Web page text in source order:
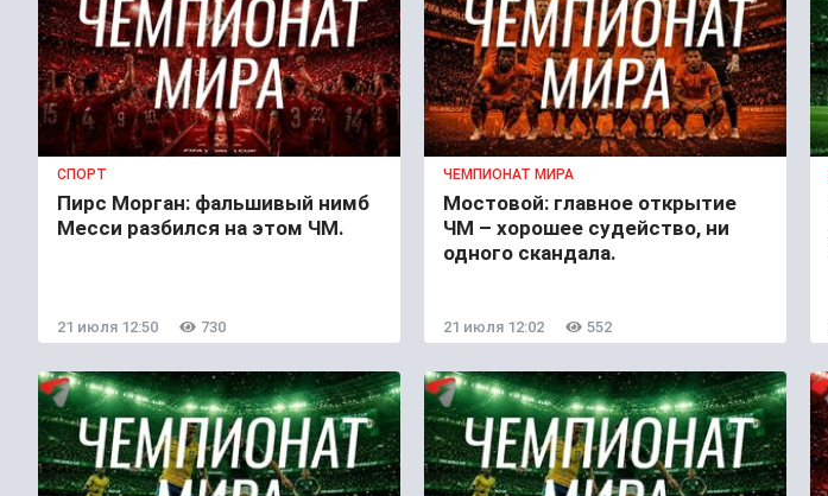
СПОРТ
Пирс Морган: фальшивый нимб
Месси разбился на этом ЧМ.
21 июля 12:50 730
ЧЕМПИОНАТ МИРА
Мостовой: главное открытие
ЧМ – хорошее судейство, ни
одного скандала.
21 июля 12:02 552